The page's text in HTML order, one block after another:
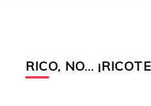
RICO, NO…